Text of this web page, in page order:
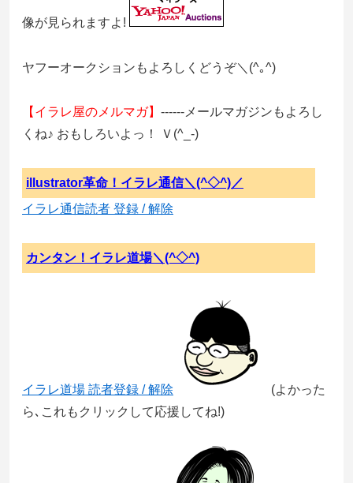
像が見られますよ!
ヤフーオークションもよろしくどうぞ＼(^｡^)
【イラレ屋のメルマガ】 ------メールマガジンもよろし
くね♪ おもしろいよっ！ Ｖ(^_-)
illustrator革命！イラレ通信＼(^◇^)／
イラレ通信読者 登録 / 解除
カンタン！イラレ道場＼(^◇^)
イラレ道場 読者登録 / 解除
(よかった
ら､これもクリックして応援してね!)